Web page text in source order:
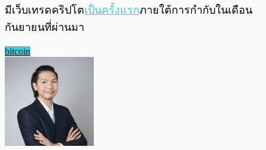
มีเว็บเทรดคริปโตเป็นครั้งแรกภายใต้การกำกับในเดือน
กันยายนที่ผ่านมา
bitcoin